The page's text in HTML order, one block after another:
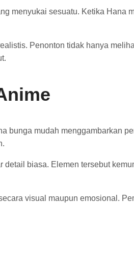
menyukai sesuatu. Ketika Hana
Penonton tidak hanya
bunga mudah menggambarkan
biasa. Elemen tersebut
visual maupun emosional.